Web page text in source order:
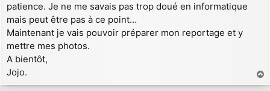
patience. Je ne me savais pas trop doué en informatique
mais peut être pas à ce point…
Maintenant je vais pouvoir préparer mon reportage et y
mettre mes photos.
A bientôt,
Jojo.
a